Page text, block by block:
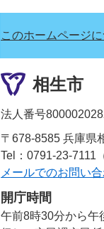
このホームページ
相生市
法人番号
〒678-8585 兵庫県
Tel：0791-23-7111
メールでのお問い
開庁時間
午前8時30分から午